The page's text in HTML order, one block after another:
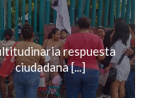
respuesta
ciudadana [...]